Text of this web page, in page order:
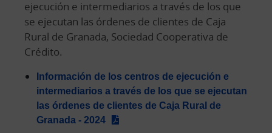
ejecución e intermediarios a través de los que
se ejecutan las órdenes de clientes de Caja
Rural de Granada, Sociedad Cooperativa de
Crédito.
Información de los centros de ejecución e
intermediarios a través de los que se ejecutan
las órdenes de clientes de Caja Rural de
Granada - 2024